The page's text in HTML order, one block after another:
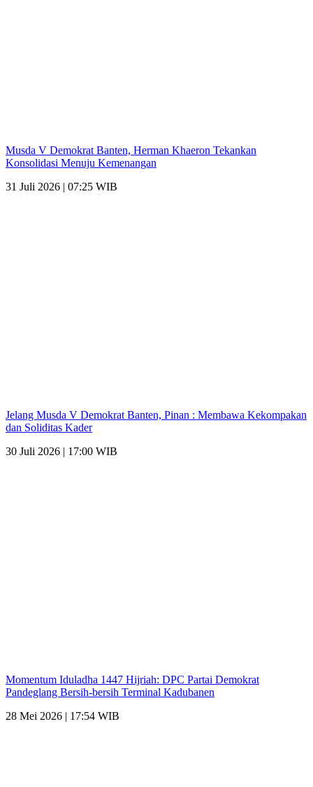
Musda V Demokrat Banten, Herman Khaeron Tekankan
Konsolidasi Menuju Kemenangan
31 Juli 2026 | 07:25 WIB
Jelang Musda V Demokrat Banten, Pinan : Membawa Kekompakan
dan Soliditas Kader
30 Juli 2026 | 17:00 WIB
Momentum Iduladha 1447 Hijriah: DPC Partai Demokrat
Pandeglang Bersih-bersih Terminal Kadubanen
28 Mei 2026 | 17:54 WIB